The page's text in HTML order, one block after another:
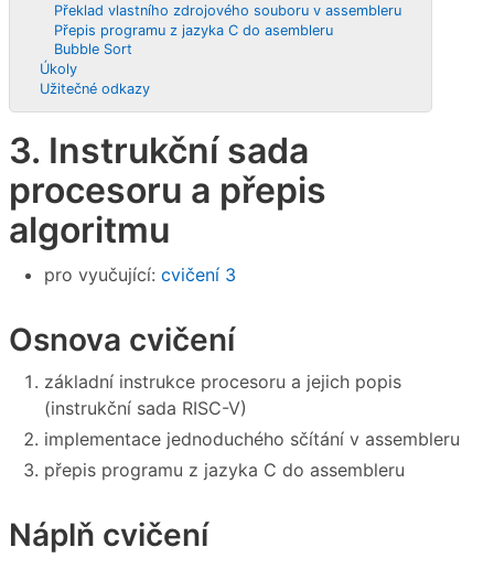
Překlad vlastního zdrojového souboru v assembleru
Přepis programu z jazyka C do asembleru
Bubble Sort
Úkoly
Užitečné odkazy
3. Instrukční sada
procesoru a přepis
algoritmu
pro vyučující: cvičení 3
Osnova cvičení
základní instrukce procesoru a jejich popis
(instrukční sada RISC-V)
implementace jednoduchého sčítání v assembleru
přepis programu z jazyka C do assembleru
Náplň cvičení